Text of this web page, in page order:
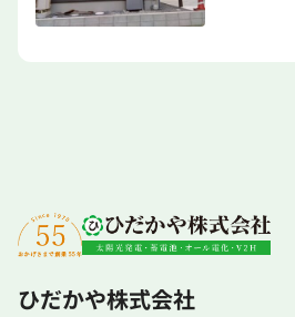
ひだかや株式会社